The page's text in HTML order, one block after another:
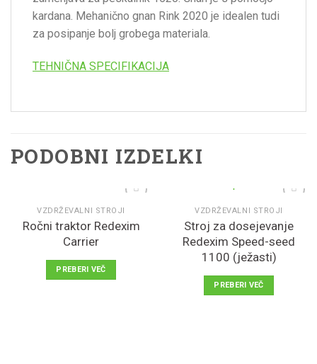
kardana. Mehanično gnan Rink 2020 je idealen tudi
za posipanje bolj grobega materiala.
TEHNIČNA SPECIFIKACIJA
PODOBNI IZDELKI
VZDRŽEVALNI STROJI
Ročni traktor Redexim
Carrier
PREBERI VEČ
V
seznam
VZDRŽEVALNI STROJI
Stroj za dosejevanje
Redexim Speed-seed
1100 (ježasti)
PREBERI VEČ